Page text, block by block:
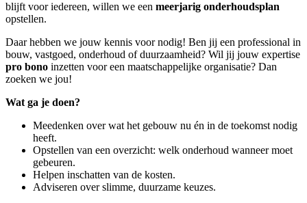
blijft voor iedereen, willen we een meerjarig onderhoudsplan
opstellen.
Daar hebben we jouw kennis voor nodig! Ben jij een professional in
bouw, vastgoed, onderhoud of duurzaamheid? Wil jij jouw expertise
pro bono inzetten voor een maatschappelijke organisatie? Dan
zoeken we jou!
Wat ga je doen?
Meedenken over wat het gebouw nu én in de toekomst nodig
heeft.
Opstellen van een overzicht: welk onderhoud wanneer moet
gebeuren.
Helpen inschatten van de kosten.
Adviseren over slimme, duurzame keuzes.